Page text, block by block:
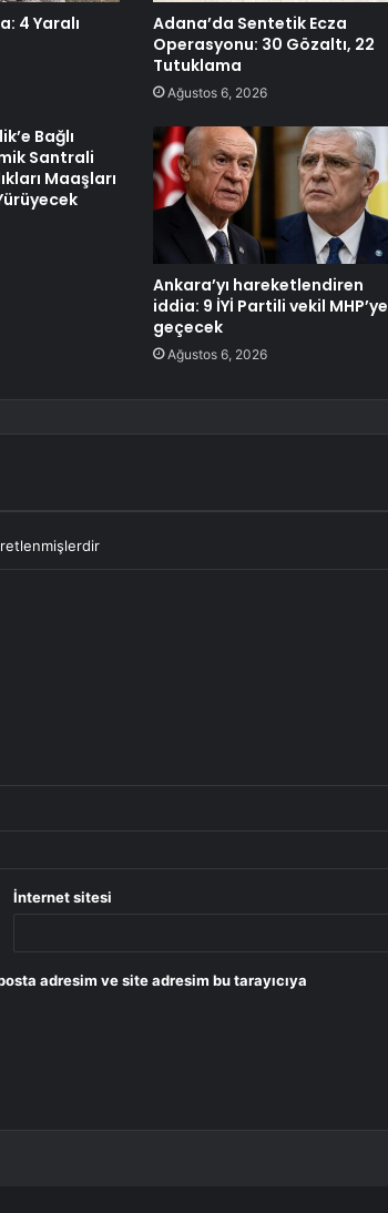
4 Yaralı
Adana’da Sentetik Ecza
Operasyonu: 30 Gözaltı, 22
Tutuklama
Ağustos 6, 2026
Bağlı
Santrali
Maaşları
Ankara’yı hareketlendiren
iddia: 9 İYİ Partili vekil MHP’ye
geçecek
Ağustos 6, 2026
İnternet sitesi
adresim ve site adresim bu tarayıcıya